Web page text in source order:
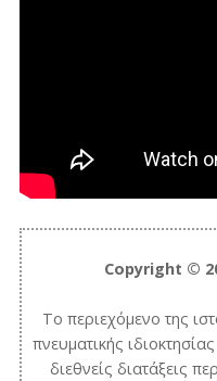
Copyright ©
Το περιεχόμενο της
πνευματικής
διεθνείς διατάξεις